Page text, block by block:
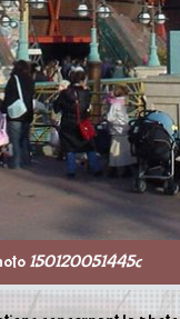
150120051445c